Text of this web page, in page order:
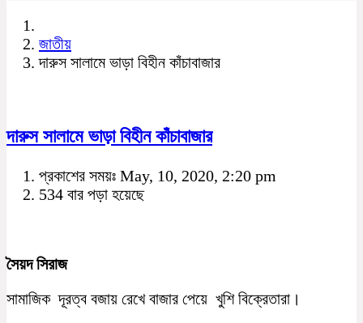
জাতীয়
দারুস সালামে ভাড়া বিহীন কাঁচাবাজার
দারুস সালামে ভাড়া বিহীন কাঁচাবাজার
প্রকাশের সময়ঃ May, 10, 2020, 2:20 pm
534 বার পড়া হয়েছে
সৈয়দ সিরাজ
সামাজিক দূরত্ব বজায় রেখে বাজার পেয়ে খুশি বিক্রেতারা।